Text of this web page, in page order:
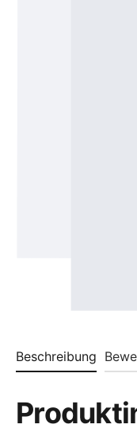
Beschreibung